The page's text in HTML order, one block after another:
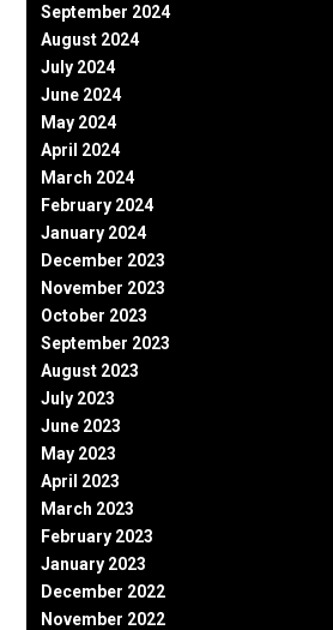
September 2024
August 2024
July 2024
June 2024
May 2024
April 2024
March 2024
February 2024
January 2024
December 2023
November 2023
October 2023
September 2023
August 2023
July 2023
June 2023
May 2023
April 2023
March 2023
February 2023
January 2023
December 2022
November 2022